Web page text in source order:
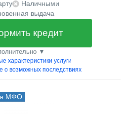
Наличными
выдача
кредит
▼
характеристики услуги
о возможных последствиях
МФО